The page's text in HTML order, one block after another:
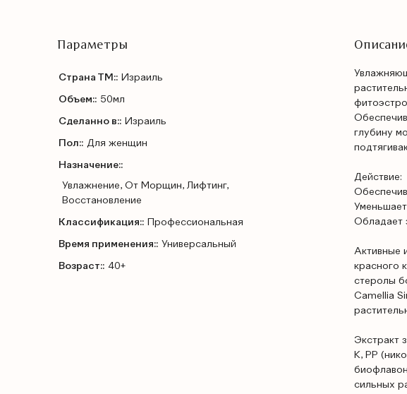
Параметры
Страна ТМ:: Израиль
Объем:: 50мл
Сделанно в:: Израиль
Пол:: Для женщин
Назначение::
Увлажнение, От Морщин, Лифтинг,
Восстановление
Классификация:: Профессиональная
Время применения:: Универсальный
Возраст:: 40+
глубину
Действие:
Обладает
Активные
красного
стеролы
Camellia
Экстракт
K, PP
сильных